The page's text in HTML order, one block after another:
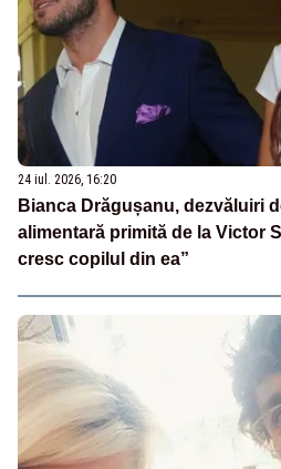
24 iul. 2026, 16:20
Bianca Drăgușanu, dezvăluiri
alimentară primită de la Victor
cresc copilul din ea”